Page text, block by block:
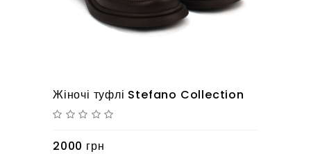
Жіночі туфлі Stefano Collection
2000 грн